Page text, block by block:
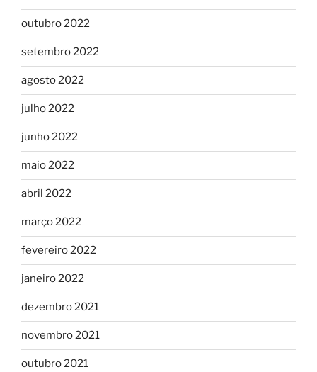
outubro 2022
setembro 2022
agosto 2022
julho 2022
junho 2022
maio 2022
abril 2022
março 2022
fevereiro 2022
janeiro 2022
dezembro 2021
novembro 2021
outubro 2021